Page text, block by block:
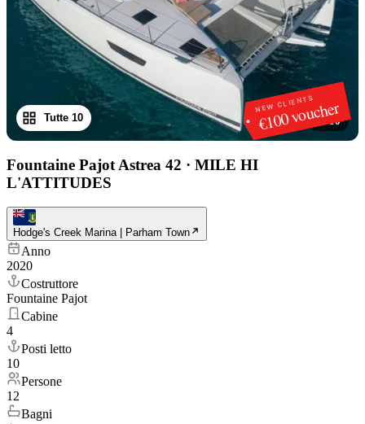
NEW CLIENTS
€100 voucher
1/10
Tutte 10
Fountaine Pajot Astrea 42 · MILE HI
L'ATTITUDES
Hodge's Creek Marina | Parham Town
Anno
2020
Costruttore
Fountaine Pajot
Cabine
4
Posti letto
10
Persone
12
Bagni